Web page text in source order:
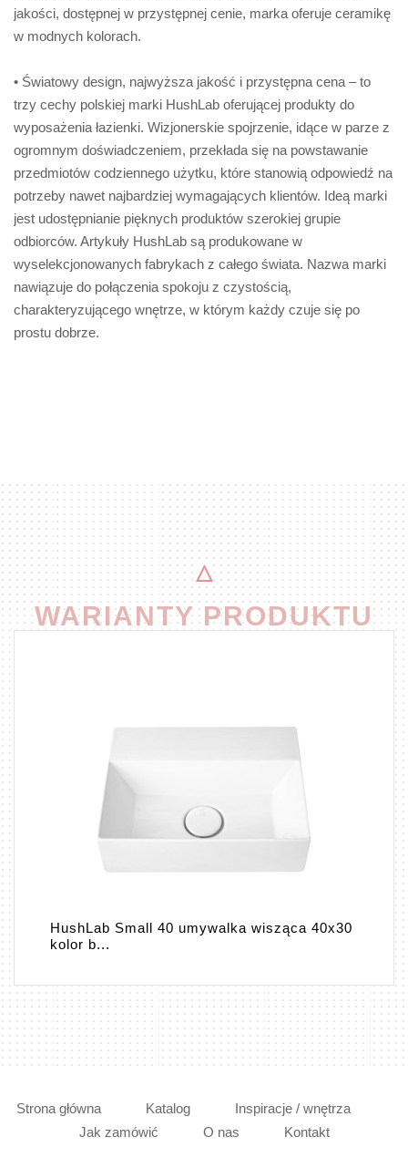
jakości, dostępnej w przystępnej cenie, marka oferuje ceramikę
w modnych kolorach.
• Światowy design, najwyższa jakość i przystępna cena – to
trzy cechy polskiej marki HushLab oferującej produkty do
wyposażenia łazienki. Wizjonerskie spojrzenie, idące w parze z
ogromnym doświadczeniem, przekłada się na powstawanie
przedmiotów codziennego użytku, które stanowią odpowiedź na
potrzeby nawet najbardziej wymagających klientów. Ideą marki
jest udostępnianie pięknych produktów szerokiej grupie
odbiorców. Artykuły HushLab są produkowane w
wyselekcjonowanych fabrykach z całego świata. Nazwa marki
nawiązuje do połączenia spokoju z czystością,
charakteryzującego wnętrze, w którym każdy czuje się po
prostu dobrze.
WARIANTY PRODUKTU
HushLab Small 40 umywalka wisząca 40x30
kolor b...
Strona główna Katalog
Inspiracje / wnętrza
Jak zamówić
O nas Kontakt